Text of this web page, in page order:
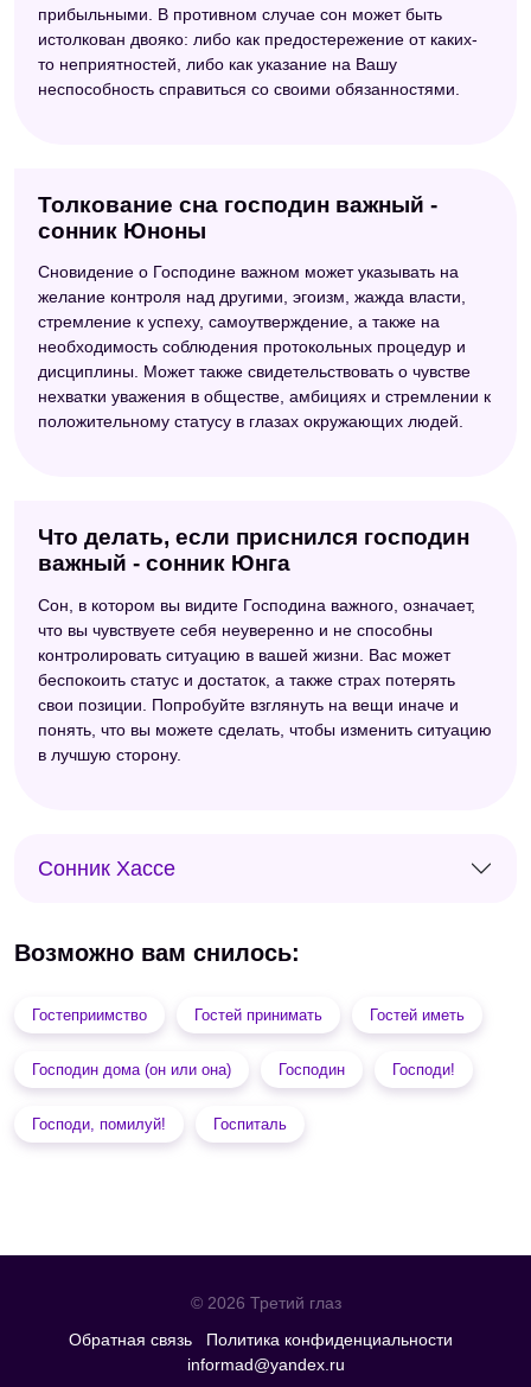
прибыльными. В противном случае сон может быть
истолкован двояко: либо как предостережение от каких-
то неприятностей, либо как указание на Вашу
неспособность справиться со своими обязанностями.
Толкование сна господин важный -
сонник Юноны
Сновидение о Господине важном может указывать на
желание контроля над другими, эгоизм, жажда власти,
стремление к успеху, самоутверждение, а также на
необходимость соблюдения протокольных процедур и
дисциплины. Может также свидетельствовать о чувстве
нехватки уважения в обществе, амбициях и стремлении к
положительному статусу в глазах окружающих людей.
Что делать, если приснился господин
важный - сонник Юнга
Сон, в котором вы видите Господина важного, означает,
что вы чувствуете себя неуверенно и не способны
контролировать ситуацию в вашей жизни. Вас может
беспокоить статус и достаток, а также страх потерять
свои позиции. Попробуйте взглянуть на вещи иначе и
понять, что вы можете сделать, чтобы изменить ситуацию
в лучшую сторону.
Сонник Хассе
Возможно вам снилось:
Гостеприимство Гостей принимать Гостей иметь
Господин дома (он или она) Господин Господи!
Господи, помилуй! Госпиталь
© 2026 Третий глаз
Обратная связь
Политика конфиденциальности
informad@yandex.ru